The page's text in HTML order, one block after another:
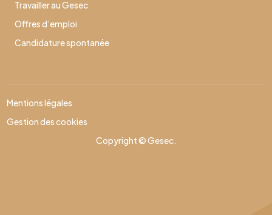
Travailler au Gesec
Offres d’emploi
Candidature spontanée
Copyright © Gesec.
Mentions légales
Gestion des cookies